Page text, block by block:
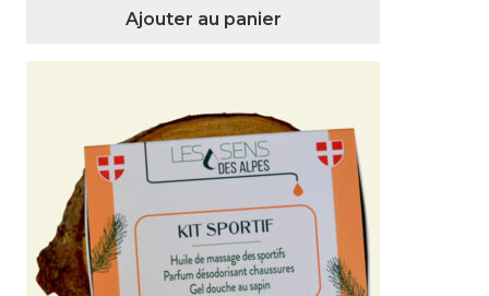
Ajouter au panier